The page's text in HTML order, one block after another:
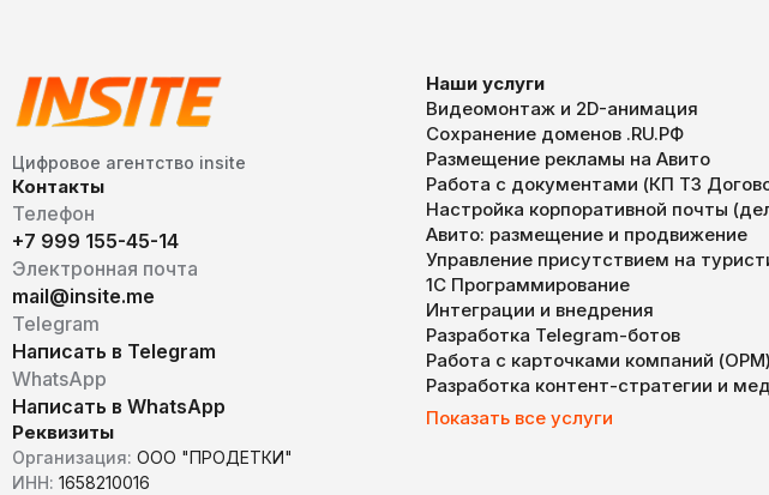
Цифровое агентство insite
Контакты
Телефон
+7 999 155-45-14
Электронная почта
mail@insite.me
Telegram
Написать в Telegram
WhatsApp
Написать в WhatsApp
Реквизиты
Организация: ООО "ПРОДЕТКИ"
ИНН: 1658210016
Наши услуги
Видеомонтаж и 2D-анимация
Сохранение доменов .RU.РФ
Размещение рекламы на Авито
Работа с документами (КП ТЗ
Настройка корпоративной почты
Авито: размещение и продвижение
Управление присутствием на
1С Программирование
Интеграции и внедрения
Разработка Telegram-ботов
Работа с карточками компаний (ОРМ)
Разработка контент-стратегии и
Показать все услуги